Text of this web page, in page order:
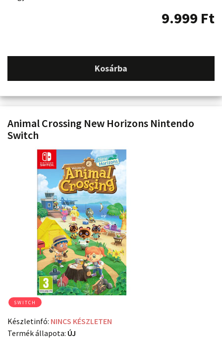
9.999 Ft
Kosárba
Animal Crossing New Horizons Nintendo
Switch
SWITCH
Készletinfó: NINCS KÉSZLETEN
Termék állapota: ÚJ